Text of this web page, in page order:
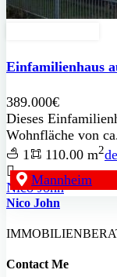
Mannheim
Einfamilienhaus
389.000€
Dieses
Wohnfläche von
1
110.00 m2
Nico John
Nico John
Contact Me